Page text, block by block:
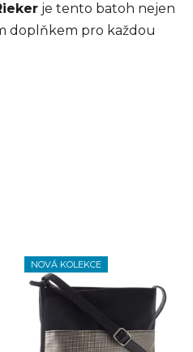
je tento batoh nejen
doplňkem pro každou
NOVÁ KOLEKCE